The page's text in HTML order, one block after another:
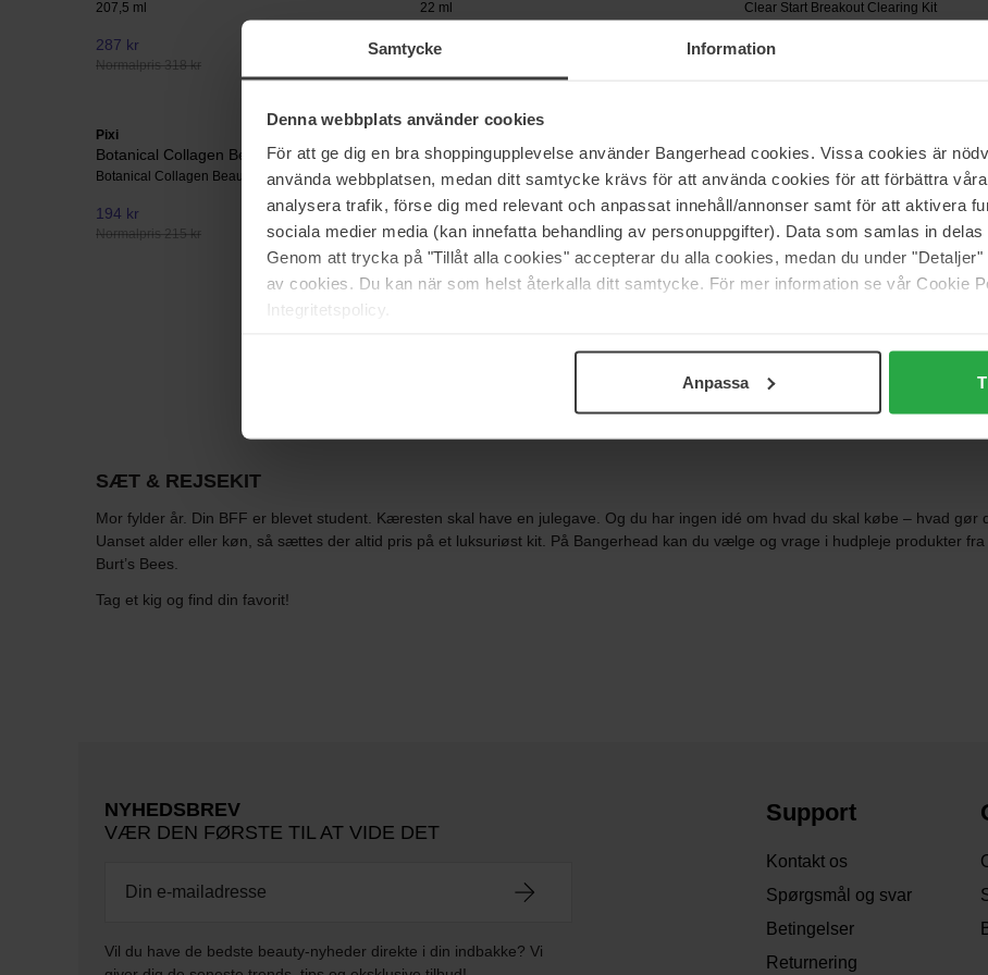
Samtycke Information
Denna webbplats använder cookies
För att ge dig en bra shoppingupplevelse använder Bangerhead cookies. Vissa cookies är
använda webbplatsen, medan ditt samtycke krävs för att använda cookies för att förbättra
analysera trafik, förse dig med relevant och anpassat innehåll/annonser samt för att aktivera
sociala medier media (kan innefatta behandling av personuppgifter). Data som samlas in
Genom att trycka på "Tillåt alla cookies" accepterar du alla cookies, medan du under
av cookies. Du kan när som helst återkalla ditt samtycke. För mer information se vår Cookie
Integritetspolicy.
Anpassa
207,5 ml
287 kr
Normalpris 318 kr
22 ml
191 kr
Clear Start Breakout Clearing Kit
239 kr
Pixi
Botanical Collagen Beauty In A Bag
Botanical Collagen Beauty In A Bag
194 kr
Normalpris 215 kr
Set HY-ÖL & Phyto Reactivating
300 ml
329 kr
Normalpris 398 kr
Madagascar Centella
140 ml
360 kr
Normalpris 399 kr
SÆT & REJSEKIT
Mor fylder år. Din BFF er blevet student. Kæresten skal have en julegave. Og du har ingen idé om hvad du skal købe – hvad gør
Uanset alder eller køn, så sættes der altid pris på et luksuriøst kit. På Bangerhead kan du vælge og vrage i hudpleje produkter
Burt’s Bees.
Tag et kig og find din favorit!
NYHEDSBREV
VÆR DEN FØRSTE TIL AT VIDE DET
Vil du have de bedste beauty-nyheder direkte i din indbakke? Vi
Support
Kontakt os
Spørgsmål og svar
Betingelser
Returnering